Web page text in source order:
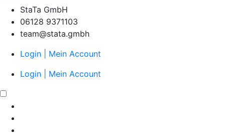
StaTa GmbH
06128 9371103
team@stata.gmbh
Login | Mein Account
Login | Mein Account